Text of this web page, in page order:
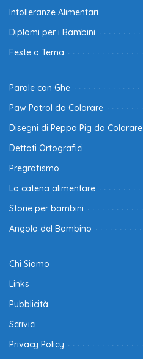
Intolleranze Alimentari
Diplomi per i Bambini
Feste a Tema
Parole con Ghe
Paw Patrol da Colorare
Disegni di Peppa Pig da Colorare
Dettati Ortografici
Pregrafismo
La catena alimentare
Storie per bambini
Angolo del Bambino
Chi Siamo
Links
Pubblicità
Scrivici
Privacy Policy